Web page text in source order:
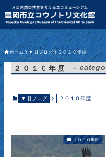
ホーム ▼旧ブログ ２０１０年度
２０１０年度 –
▼旧ブログ ２０１０年度
２０１０年度